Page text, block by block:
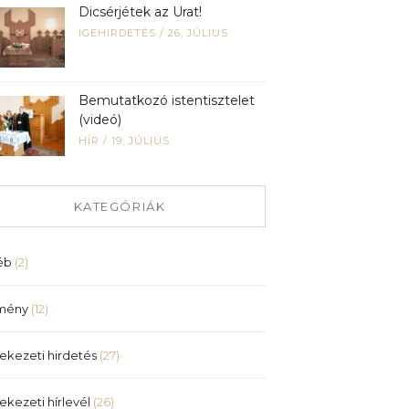
Dicsérjétek az Urat!
IGEHIRDETÉS / 26, JÚLIUS
Bemutatkozó istentisztelet
(videó)
HÍR / 19, JÚLIUS
KATEGÓRIÁK
(2)
(12)
hirdetés (27)
hírlevél (26)